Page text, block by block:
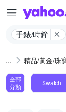
手錶/時鐘
精品/黃金/珠
全部
分類
Swatch